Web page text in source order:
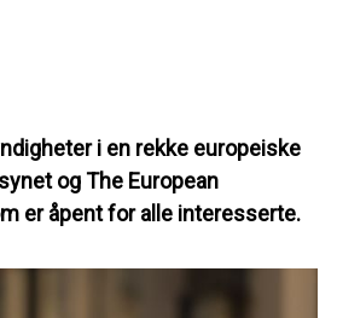
i en rekke europeiske
og The European
er åpent for alle interesserte.